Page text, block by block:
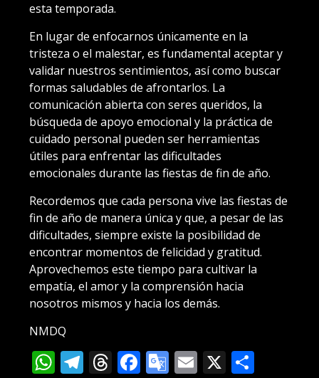
esta temporada.
En lugar de enfocarnos únicamente en la
tristeza o el malestar, es fundamental aceptar y
validar nuestros sentimientos, así como buscar
formas saludables de afrontarlos. La
comunicación abierta con seres queridos, la
búsqueda de apoyo emocional y la práctica de
cuidado personal pueden ser herramientas
útiles para enfrentar las dificultades
emocionales durante las fiestas de fin de año.
Recordemos que cada persona vive las fiestas de
fin de año de manera única y que, a pesar de las
dificultades, siempre existe la posibilidad de
encontrar momentos de felicidad y gratitud.
Aprovechemos este tiempo para cultivar la
empatía, el amor y la comprensión hacia
nosotros mismos y hacia los demás.
NMDQ
WhatsApp
Telegram
Threads
Facebook
Google
Email
X